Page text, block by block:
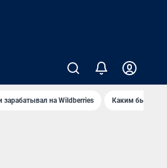
зарабатывал на Wildberries Каким было